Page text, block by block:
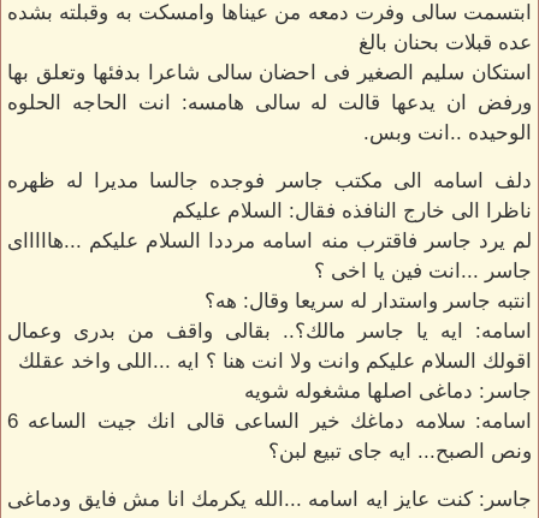
ابتسمت سالى وفرت دمعه من عيناها وامسكت به وقبلته بشده
عده قبلات بحنان بالغ
استكان سليم الصغير فى احضان سالى شاعرا بدفئها وتعلق بها
ورفض ان يدعها قالت له سالى هامسه: انت الحاجه الحلوه
الوحيده ..انت وبس.
دلف اسامه الى مكتب جاسر فوجده جالسا مديرا له ظهره
ناظرا الى خارج النافذه فقال: السلام عليكم
لم يرد جاسر فاقترب منه اسامه مرددا السلام عليكم ...هاااااى
جاسر ...انت فين يا اخى ؟
انتبه جاسر واستدار له سريعا وقال: هه؟
اسامه: ايه يا جاسر مالك؟.. بقالى واقف من بدرى وعمال
اقولك السلام عليكم وانت ولا انت هنا ؟ ايه ...اللى واخد عقلك
جاسر: دماغى اصلها مشغوله شويه
اسامه: سلامه دماغك خير الساعى قالى انك جيت الساعه 6
ونص الصبح... ايه جاى تبيع لبن؟
جاسر: كنت عايز ايه اسامه ...الله يكرمك انا مش فايق ودماغى